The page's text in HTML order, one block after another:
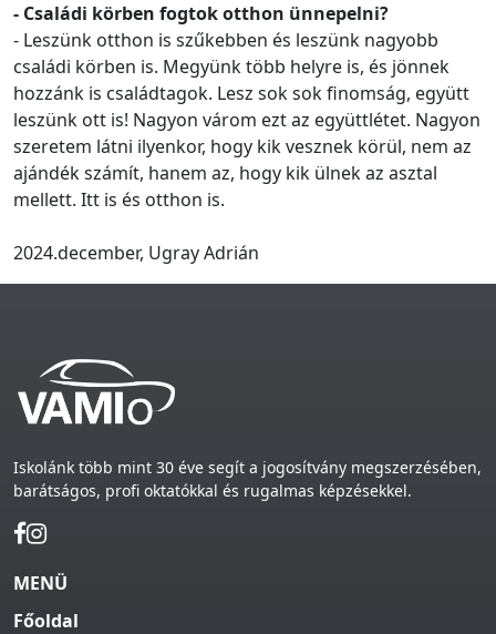
- Családi körben fogtok otthon ünnepelni?
- Leszünk otthon is szűkebben és leszünk nagyobb
családi körben is. Megyünk több helyre is, és jönnek
hozzánk is családtagok. Lesz sok sok finomság, együtt
leszünk ott is! Nagyon várom ezt az együttlétet. Nagyon
szeretem látni ilyenkor, hogy kik vesznek körül, nem az
ajándék számít, hanem az, hogy kik ülnek az asztal
mellett. Itt is és otthon is.
2024.december, Ugray Adrián
Iskolánk több mint 30 éve segít a jogosítvány megszerzésében,
barátságos, profi oktatókkal és rugalmas képzésekkel.
MENÜ
Főoldal